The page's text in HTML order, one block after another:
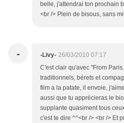
belle, j'attendrai ton prochain
<br /> Plein de bisous, sans
- -Livy- 26/03/2010 07:17
C'est clair qu'avec "From
traditionnels, bérets et
film a la patate, il envoie,
aussi que tu apprécieras le
supplante quasiment tous
c'est te dire ^^<br /> <br /> Et